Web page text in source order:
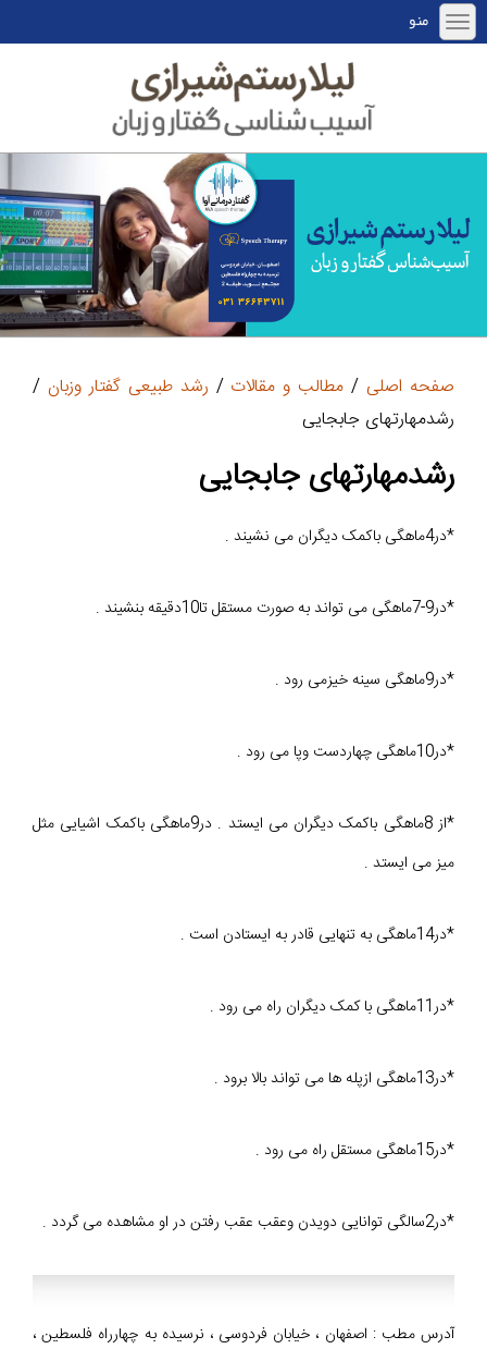
منو
صفحه اصلی / مطالب و مقالات / رشد طبیعی گفتار وزبان /
رشدمهارتهای جابجایی
رشدمهارتهای جابجایی
*در4ماهگی باکمک دیگران می نشیند .
*در9-7ماهگی می تواند به صورت مستقل تا10دقیقه بنشیند .
*در9ماهگی سینه خیزمی رود .
*در10ماهگی چهاردست وپا می رود .
*از 8ماهگی باکمک دیگران می ایستد . در9ماهگی باکمک اشیایی مثل
میز می ایستد .
*در14ماهگی به تنهایی قادر به ایستادن است .
*در11ماهگی با کمک دیگران راه می رود .
*در13ماهگی ازپله ها می تواند بالا برود .
*در15ماهگی مستقل راه می رود .
*در2سالگی توانایی دویدن وعقب عقب رفتن در او مشاهده می گردد .
آدرس مطب : اصفهان ، خیابان فردوسی ، نرسیده به چهارراه فلسطین ،